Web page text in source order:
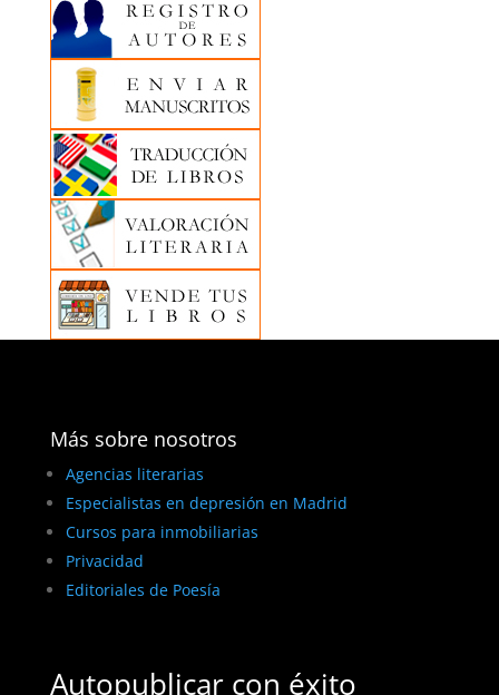
Más sobre nosotros
Agencias literarias
Especialistas en depresión en Madrid
Cursos para inmobiliarias
Privacidad
Editoriales de Poesía
Autopublicar con éxito